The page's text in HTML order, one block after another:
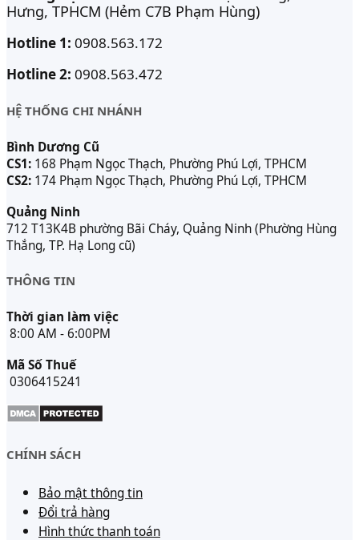
Hưng, TPHCM (Hẻm C7B Phạm Hùng)
Hotline 1: 0908.563.172
Hotline 2: 0908.563.472
HỆ THỐNG CHI NHÁNH
Bình Dương Cũ
CS1: 168 Phạm Ngọc Thạch, Phường Phú Lợi, TPHCM
CS2: 174 Phạm Ngọc Thạch, Phường Phú Lợi, TPHCM
Quảng Ninh
712 T13K4B phường Bãi Cháy, Quảng Ninh (Phường Hùng
Thắng, TP. Hạ Long cũ)
THÔNG TIN
Thời gian làm việc
8:00 AM - 6:00PM
Mã Số Thuế
0306415241
CHÍNH SÁCH
Bảo mật thông tin
Đổi trả hàng
Hình thức thanh toán